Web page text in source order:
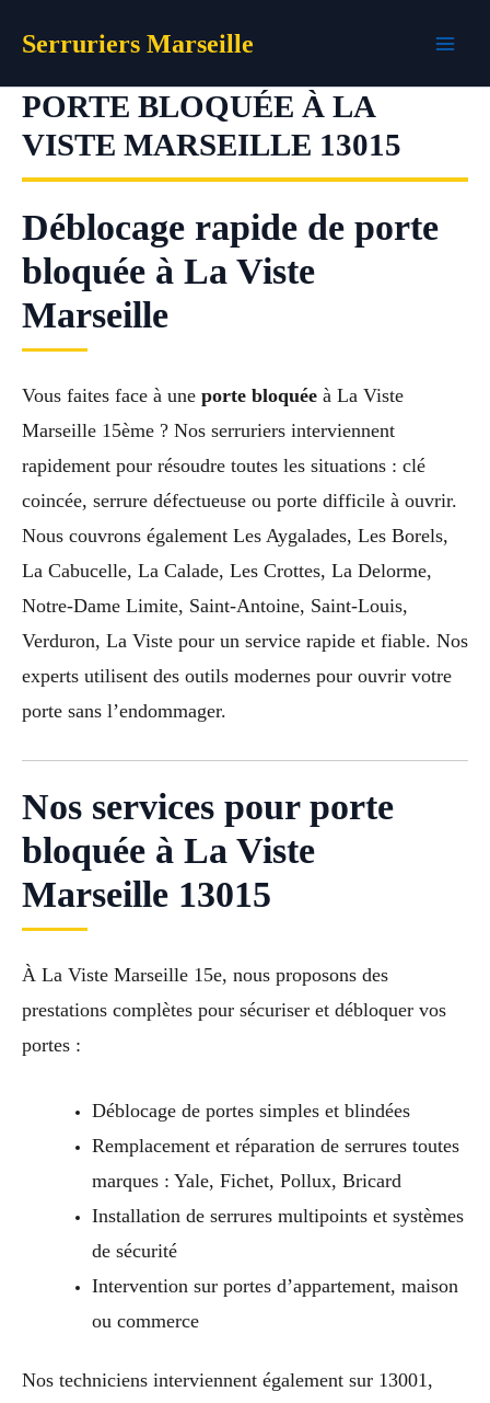
Serruriers Marseille
PORTE BLOQUÉE À LA
VISTE MARSEILLE 13015
Déblocage rapide de porte
bloquée à La Viste
Marseille
Vous faites face à une porte bloquée à La Viste
Marseille 15ème ? Nos serruriers interviennent
rapidement pour résoudre toutes les situations : clé
coincée, serrure défectueuse ou porte difficile à ouvrir.
Nous couvrons également Les Aygalades, Les Borels,
La Cabucelle, La Calade, Les Crottes, La Delorme,
Notre-Dame Limite, Saint-Antoine, Saint-Louis,
Verduron, La Viste pour un service rapide et fiable. Nos
experts utilisent des outils modernes pour ouvrir votre
porte sans l’endommager.
Nos services pour porte
bloquée à La Viste
Marseille 13015
À La Viste Marseille 15e, nous proposons des
prestations complètes pour sécuriser et débloquer vos
portes :
Déblocage de portes simples et blindées
Remplacement et réparation de serrures toutes
marques : Yale, Fichet, Pollux, Bricard
Installation de serrures multipoints et systèmes
de sécurité
Intervention sur portes d’appartement, maison
ou commerce
Nos techniciens interviennent également sur 13001,